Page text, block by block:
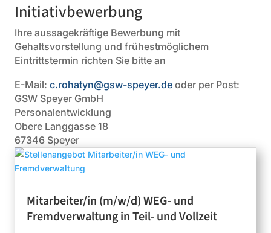
Initiativbewerbung
Ihre aussagekräftige Bewerbung mit
Gehaltsvorstellung und frühestmöglichem
Eintrittstermin richten Sie bitte an
E-Mail: c.rohatyn@gsw-speyer.de oder per Post:
GSW Speyer GmbH
Personalentwicklung
Obere Langgasse 18
67346 Speyer
Mitarbeiter/in (m/w/d) WEG- und
Fremdverwaltung in Teil- und Vollzeit